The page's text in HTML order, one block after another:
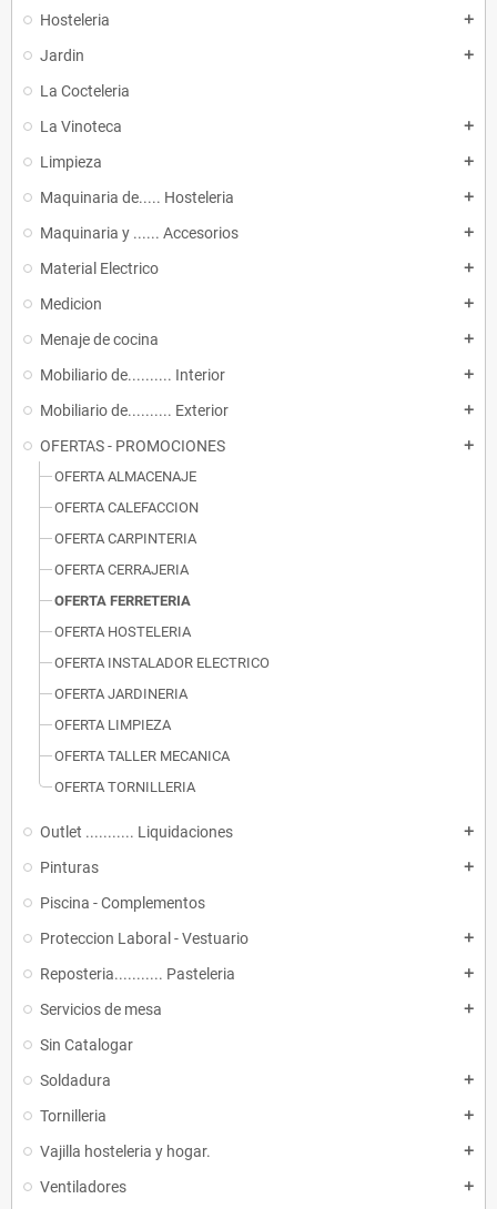
Hosteleria add
Jardin add
La Cocteleria
La Vinoteca
add
Limpieza add
Maquinaria de..... Hosteleria add
Maquinaria y ...... Accesorios add
Material Electrico add
Medicion add
Menaje de cocina add
Mobiliario de.......... Interior add
Mobiliario de.......... Exterior add
OFERTAS - PROMOCIONES add
OFERTA ALMACENAJE
OFERTA CALEFACCION
OFERTA CARPINTERIA
OFERTA CERRAJERIA
OFERTA FERRETERIA
OFERTA HOSTELERIA
OFERTA INSTALADOR ELECTRICO
OFERTA JARDINERIA
OFERTA LIMPIEZA
OFERTA TALLER MECANICA
OFERTA TORNILLERIA
Outlet ........... Liquidaciones add
Pinturas add
Piscina - Complementos
Proteccion Laboral - Vestuario
add
Reposteria........... Pasteleria add
Servicios de mesa add
Sin Catalogar
Soldadura
add
Tornilleria add
Vajilla hosteleria y hogar. add
Ventiladores add